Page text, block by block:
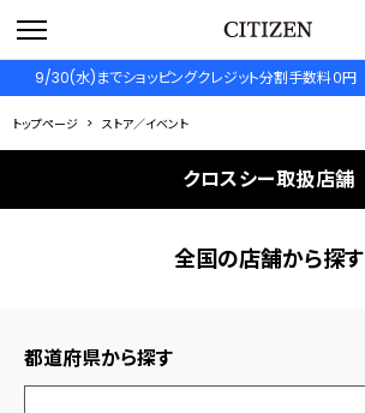
9/30(水)までショッピングクレジット分割手数料０円
トップページ ストア／イベント
クロスシー取扱店舗
全国の店舗から探す
都道府県から探す